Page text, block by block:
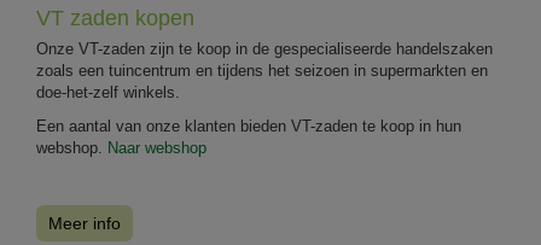
VT zaden kopen
Onze VT-zaden zijn te koop in de gespecialiseerde handelszaken
zoals een tuincentrum en tijdens het seizoen in supermarkten en
doe-het-zelf winkels.
Een aantal van onze klanten bieden VT-zaden te koop in hun
webshop. Naar webshop
Meer info